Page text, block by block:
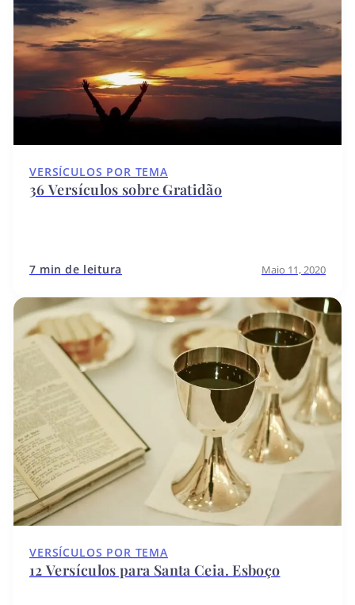
VERSÍCULOS POR TEMA
36 Versículos sobre Gratidão
7 min de leitura Maio 11, 2020
VERSÍCULOS POR TEMA
12 Versículos para Santa Ceia. Esboço